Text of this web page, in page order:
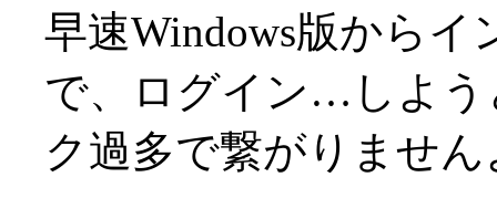
早速Windows版からイ
で、ログイン…しよう
ク過多で繋がりません